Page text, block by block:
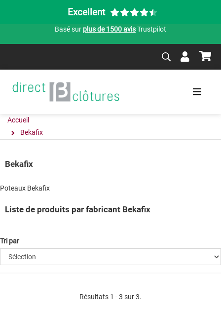
Excellent
Basé sur plus de 1500 avisTrustpilot
Accueil
Bekafix
Bekafix
Poteaux Bekafix
Liste de produits par fabricant Bekafix
Tri par
Résultats 1 - 3 sur 3.